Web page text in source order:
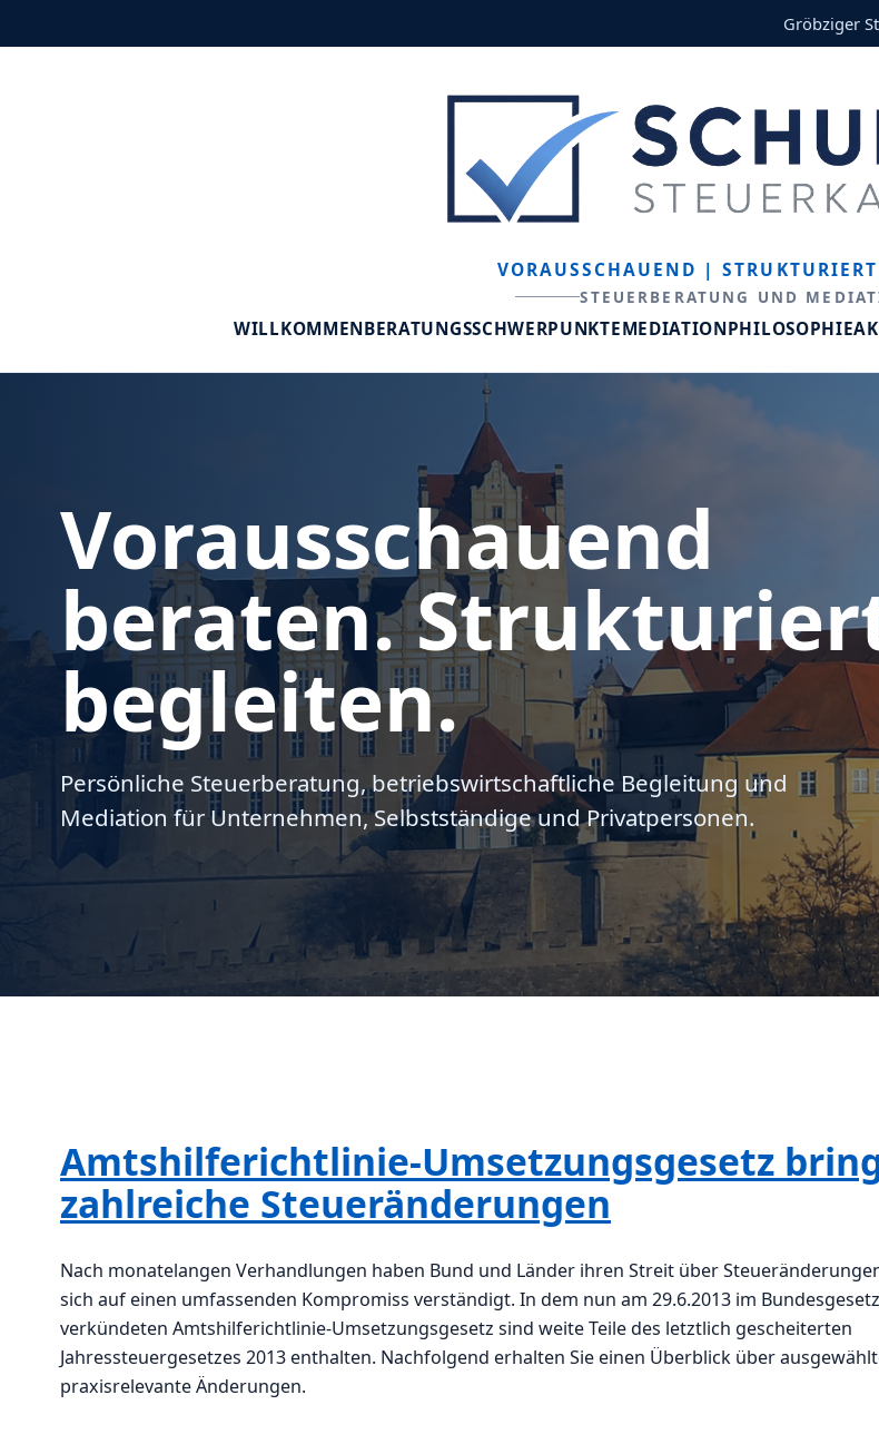
Gröbziger
VORAUSSCHAUEND | STRUKTURIERT
STEUERBERATUNG UND
WILLKOMMENBERATUNGSSCHWERPUNKTEMEDIATIONPHILOSOPHIE
Vorausschauend
beraten.
begleiten.
Persönliche Steuerberatung, betriebswirtschaftliche Begleitung und
Mediation für Unternehmen, Selbstständige und Privatpersonen.
Amtshilferichtlinie-Umsetzungsgesetz
zahlreiche Steueränderungen
Nach monatelangen Verhandlungen haben Bund und Länder ihren Streit über
sich auf einen umfassenden Kompromiss verständigt. In dem nun am 29.6.2013 im
verkündeten Amtshilferichtlinie-Umsetzungsgesetz sind weite Teile des letztlich gescheiterten
Jahressteuergesetzes 2013 enthalten. Nachfolgend erhalten Sie einen Überblick über
praxisrelevante Änderungen.